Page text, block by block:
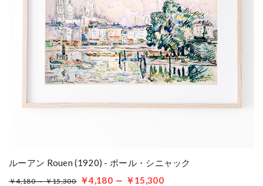
ルーアン Rouen (1920) - ポール・シニャック
￥4,180 ～ ￥15,300 ￥4,180 ～ ￥15,300